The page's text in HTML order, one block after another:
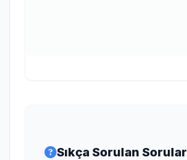
Sıkça Sorulan Sorular